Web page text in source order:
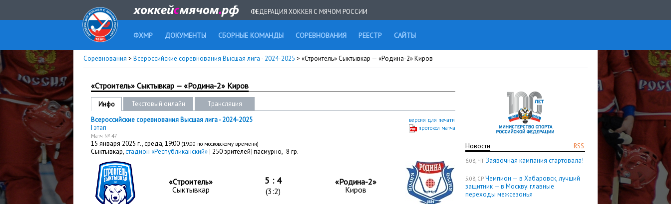
ФЕДЕРАЦИЯ ХОККЕЯ С МЯЧОМ РОССИИ
ФХМР ДОКУМЕНТЫ СБОРНЫЕ КОМАНДЫ СОРЕВНОВАНИЯ РЕЕСТР САЙТЫ
Соревнования > Всероссийские соревнования Высшая лига - 2024-2025 > «Строитель» Сыктывкар — «Родина-2» Киров
RSS
Новости
6.08, ЧТ Заявочная кампания стартовала!
5.08, СР Чемпион — в Хабаровск, лучший
защитник — в Москву: главные
переходы межсезонья
«Строитель» Сыктывкар — «Родина-2» Киров
Инфо Текстовый онлайн Трансляция
версия для печати
протокол матча
Всероссийские соревнования Высшая лига - 2024-2025
I этап
Матч № 47
15 января 2025 г.,среда, 19:00 (19:00 по московскому времени)
Сыктывкар,стадион «Республиканский» | 250 зрителей| пасмурно, -8 гр.
«Строитель»
Сыктывкар
5 : 4
(3:2)
«Родина-2»
Киров